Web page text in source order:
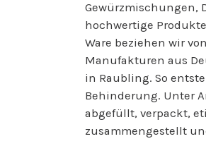
Gewürzmischungen,
hochwertige
Ware beziehen wir
Manufakturen aus
in Raubling. So
Behinderung. Unter
abgefüllt, verpackt,
zusammengestellt